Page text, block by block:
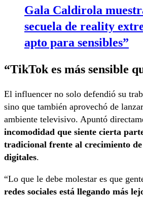
Gala Caldirola
secuela de reality
apto para sensibles”
“TikTok es más sensible
El influencer no solo defendió su
sino que también aprovechó de
ambiente televisivo. Apuntó
incomodidad que siente cierta
tradicional frente al crecimiento de
digitales.
“Lo que le debe molestar es que
redes sociales está llegando más